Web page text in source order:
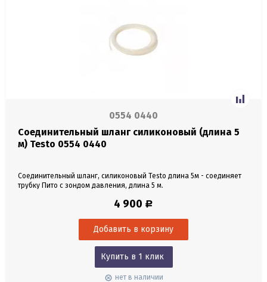
0554 0440
Соединительный шланг силиконовый (длина 5
м) Testo 0554 0440
Соединительный шланг, силиконовый Testo длина 5м - соединяет
трубку Пито с зондом давления, длина 5 м.
4 900 Р
Купить в 1 клик
нет в наличии